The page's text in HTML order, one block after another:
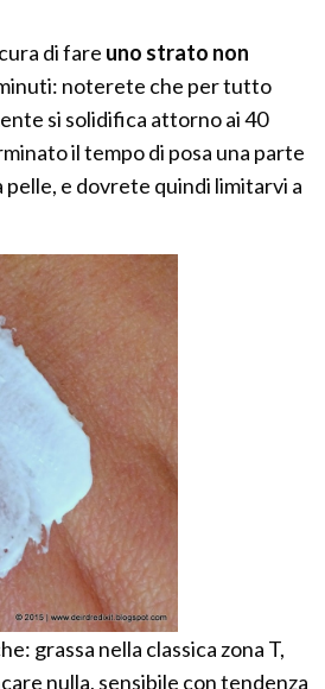
di fare uno strato non
noterete che per tutto
si solidifica attorno ai 40
il tempo di posa una parte
pelle, e dovrete quindi limitarvi a
grassa nella classica zona T,
nulla, sensibile con tendenza